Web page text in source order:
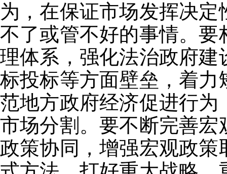
为，在保证市场发挥决
不了或管不好的事情。
理体系，强化法治政府
标投标等方面壁垒，着
范地方政府经济促进行
市场分割。要不断完善
政策协同，增强宏观政